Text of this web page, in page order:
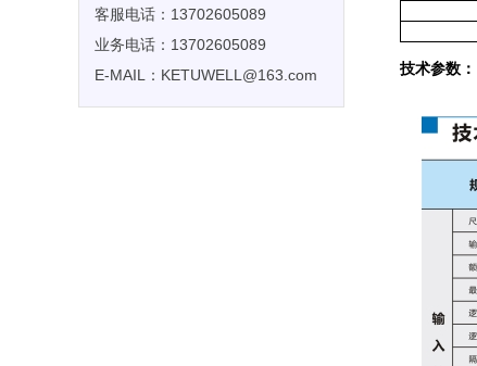
客服电话：13702605089
业务电话：13702605089
E-MAIL：KETUWELL@163.com
技术参数：